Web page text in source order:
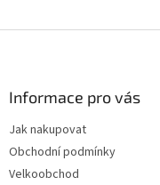
Informace pro vás
Jak nakupovat
Obchodní podmínky
Velkoobchod